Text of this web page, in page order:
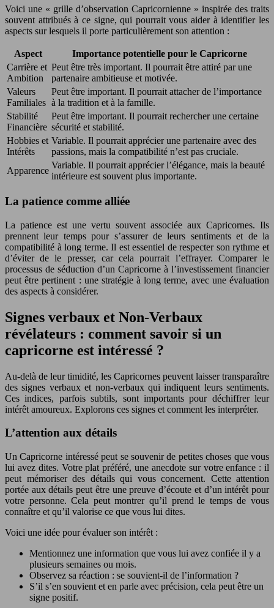
Voici une « grille d’observation Capricornienne » inspirée des traits
souvent attribués à ce signe, qui pourrait vous aider à identifier les
aspects sur lesquels il porte particulièrement son attention :
Aspect
Importance potentielle pour le Capricorne
Carrière et
Ambition
Peut être très important. Il pourrait être attiré par une
partenaire ambitieuse et motivée.
Valeurs
Familiales
Peut être important. Il pourrait attacher de l’importance
à la tradition et à la famille.
Stabilité
Financière
Peut être important. Il pourrait rechercher une certaine
sécurité et stabilité.
Hobbies et
Intérêts
Variable. Il pourrait apprécier une partenaire avec des
passions, mais la compatibilité n’est pas cruciale.
Apparence
Variable. Il pourrait apprécier l’élégance, mais la beauté
intérieure est souvent plus importante.
La patience comme alliée
La patience est une vertu souvent associée aux Capricornes. Ils
prennent leur temps pour s’assurer de leurs sentiments et de la
compatibilité à long terme. Il est essentiel de respecter son rythme et
d’éviter de le presser, car cela pourrait l’effrayer. Comparer le
processus de séduction d’un Capricorne à l’investissement financier
peut être pertinent : une stratégie à long terme, avec une évaluation
des aspects à considérer.
Signes verbaux et Non-Verbaux
révélateurs : comment savoir si un
capricorne est intéressé ?
Au-delà de leur timidité, les Capricornes peuvent laisser transparaître
des signes verbaux et non-verbaux qui indiquent leurs sentiments.
Ces indices, parfois subtils, sont importants pour déchiffrer leur
intérêt amoureux. Explorons ces signes et comment les interpréter.
L’attention aux détails
Un Capricorne intéressé peut se souvenir de petites choses que vous
lui avez dites. Votre plat préféré, une anecdote sur votre enfance : il
peut mémoriser des détails qui vous concernent. Cette attention
portée aux détails peut être une preuve d’écoute et d’un intérêt pour
votre personne. Cela peut montrer qu’il prend le temps de vous
connaître et qu’il valorise ce que vous lui dites.
Voici une idée pour évaluer son intérêt :
Mentionnez une information que vous lui avez confiée il y a
plusieurs semaines ou mois.
Observez sa réaction : se souvient-il de l’information ?
S’il s’en souvient et en parle avec précision, cela peut être un
signe positif.